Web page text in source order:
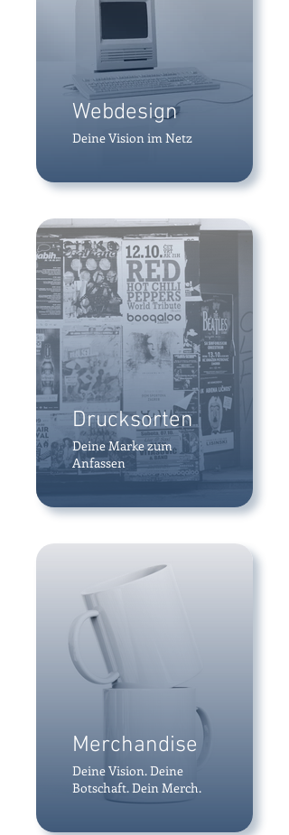
Webdesign
Deine Vision im Netz
Drucksorten
Deine Marke zum
Anfassen
Merchandise
Deine Vision. Deine
Botschaft. Dein Merch.